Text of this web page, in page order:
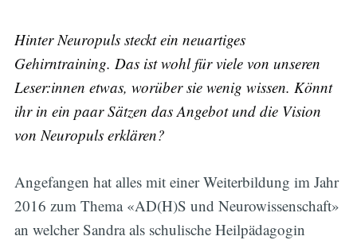
Hinter Neuropuls steckt ein neuartiges
Gehirntraining. Das ist wohl für viele von unseren
Leser:innen etwas, worüber sie wenig wissen. Könnt
ihr in ein paar Sätzen das Angebot und die Vision
von Neuropuls erklären?
Angefangen hat alles mit einer Weiterbildung im Jahr
2016 zum Thema «AD(H)S und Neurowissenschaft»
an welcher Sandra als schulische Heilpädagogin